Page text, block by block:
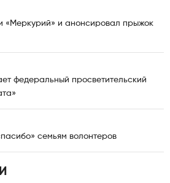
«Меркурий» и анонсировал прыжок
федеральный просветительский
семьям волонтеров